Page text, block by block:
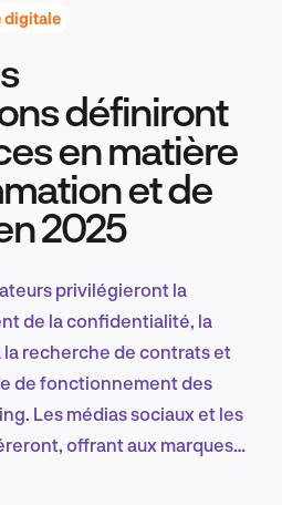
produit
sectorielles
FR
digitale
définiront
en matière
et de
2025
privilégieront la
de la confidentialité, la
recherche de contrats et
de fonctionnement des
Les médias sociaux et les
offrant aux marques